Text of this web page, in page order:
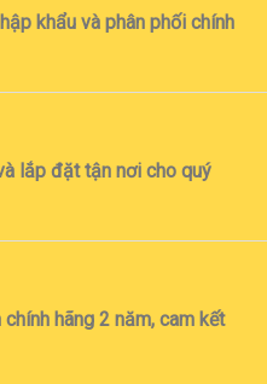
khẩu và phân phối chính
lắp đặt tận nơi cho quý
hãng 2 năm, cam kết